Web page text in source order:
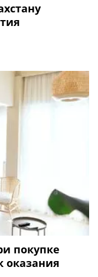
покупке
оказания